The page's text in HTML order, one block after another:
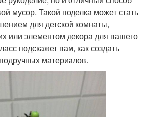
мусор. Такой поделка может стать
для детской комнаты,
или элементом декора для вашего
подскажет вам, как создать
материалов.